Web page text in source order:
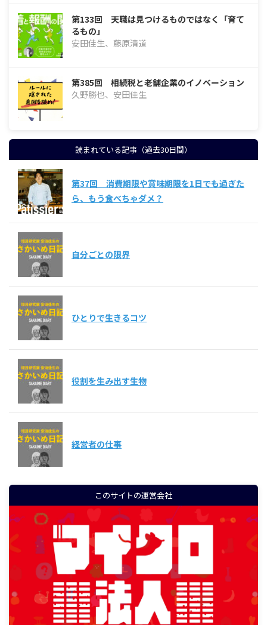
第133回 天職は見つけるものではなく「育て
るもの」
安田佳生、藤原清道
第385回 相続税と老舗企業のイノベーション
久野勝也、安田佳生
読まれている記事（過去30日間）
第37回 消費期限や賞味期限を1日でも過ぎた
ら、もう食べちゃダメ？
自分ごとの限界
ひとりで生きるコツ
役割を生み出す生物
経営者の仕事
このサイトの運営会社